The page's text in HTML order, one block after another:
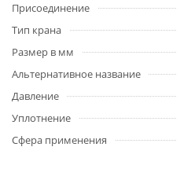
Присоединение
Тип крана
Размер в мм
Альтернативное название
Давление
Уплотнение
Сфера применения